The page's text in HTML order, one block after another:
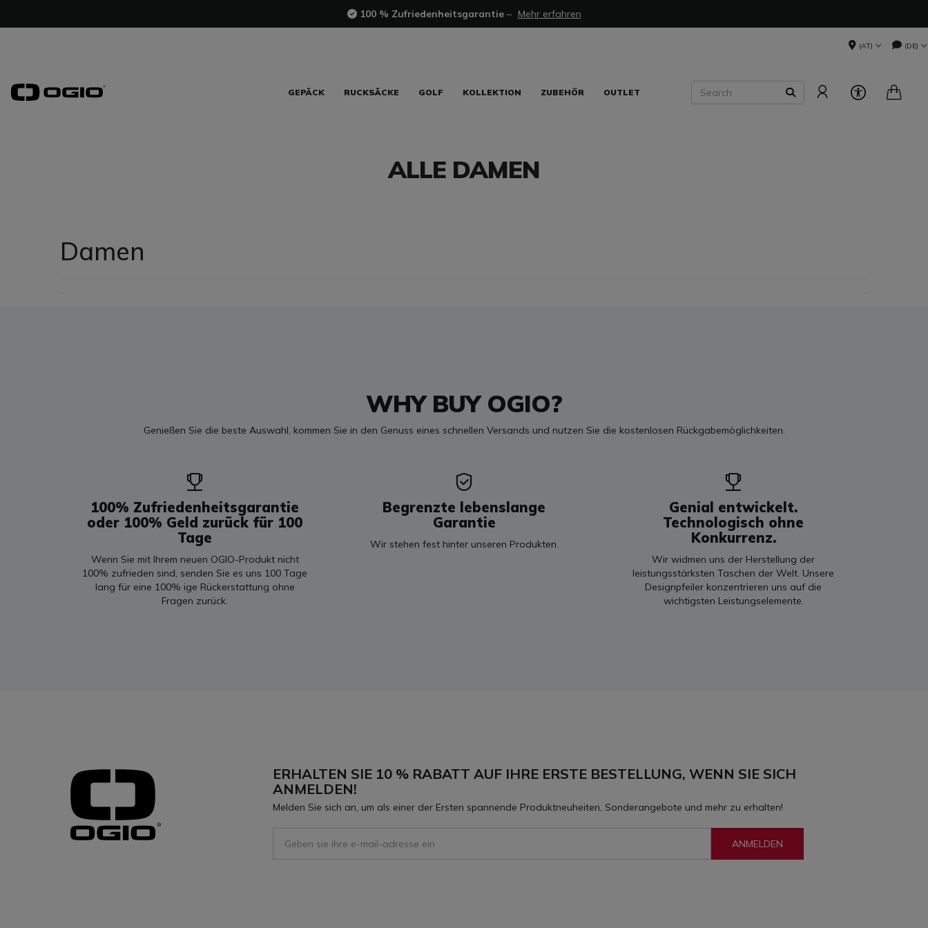
100 % Zufriedenheitsgarantie– Mehr erfahren
(AT) (DE)
GEPÄCK RUCKSÄCKE GOLF KOLLEKTION ZUBEHÖR OUTLET
Search
SEARCH
ALLE DAMEN
Damen
WHY BUY OGIO?
Genießen Sie die beste Auswahl, kommen Sie in den Genuss eines schnellen Versands und nutzen Sie die kostenlosen Rückgabemöglichkeiten.
100% Zufriedenheitsgarantie
oder 100% Geld zurück für 100
Tage
Wenn Sie mit Ihrem neuen OGIO-Produkt nicht
100% zufrieden sind, senden Sie es uns 100 Tage
lang für eine 100% ige Rückerstattung ohne
Fragen zurück.
Begrenzte lebenslange
Garantie
Wir stehen fest hinter unseren Produkten.
Genial entwickelt.
Technologisch ohne
Konkurrenz.
Wir widmen uns der Herstellung der
leistungsstärksten Taschen der Welt. Unsere
Designpfeiler konzentrieren uns auf die
wichtigsten Leistungselemente.
ERHALTEN SIE 10 % RABATT AUF IHRE ERSTE BESTELLUNG, WENN SIE SICH
ANMELDEN!
Melden Sie sich an, um als einer der Ersten spannende Produktneuheiten, Sonderangebote und mehr zu erhalten!
ANMELDEN